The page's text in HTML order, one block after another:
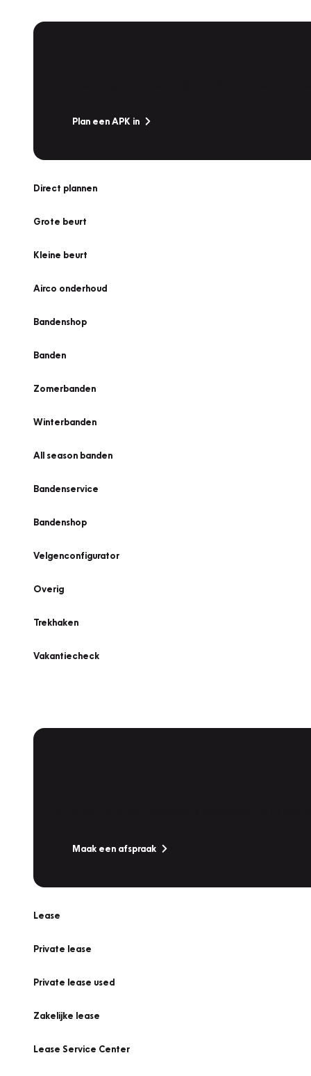
Plan een APK in
Direct plannen
Grote beurt
Kleine beurt
Airco onderhoud
Bandenshop
Banden
Zomerbanden
Winterbanden
All season banden
Bandenservice
Bandenshop
Velgenconfigurator
Overig
Trekhaken
Vakantiecheck
Maak een afspraak
Lease
Private lease
Private lease used
Zakelijke lease
Lease Service Center